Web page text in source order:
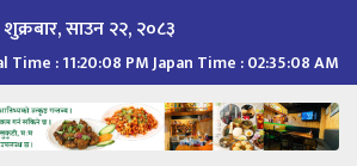
शुक्रबार, साउन २२, २०८३
Time :11:20:09 PMJapan Time :02:35:09 AM